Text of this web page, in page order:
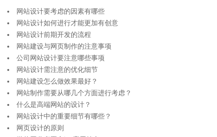
网站设计要考虑的因素有哪些
网站设计如何进行才能更加有创意
网站设计前期开发的流程
网站建设与网页制作的注意事项
公司网站设计要注意哪些事项
网站设计需注意的优化细节
网站建设怎么做效果最好？
网站制作需要从哪几个方面进行考虑？
什么是高端网站的设计？
网站设计中的重要细节有哪些？
网页设计的原则